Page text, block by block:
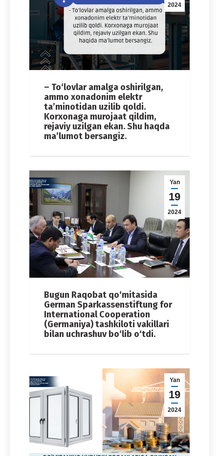
2024
– To‘lovlar amalga oshirilgan,
ammo xonadonim elektr
ta’minotidan uzilib qoldi.
Korxonaga murojaat qildim,
rejaviy uzilgan ekan. Shu haqda
ma’lumot bersangiz.
Yan
19
2024
Bugun Raqobat qo‘mitasida
German Sparkassenstiftung for
International Cooperation
(Germaniya) tashkiloti vakillari
bilan uchrashuv bo‘lib o‘tdi.
Yan
19
2024